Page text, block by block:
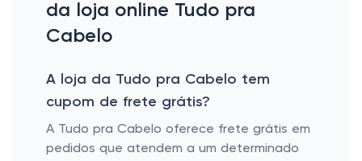
da loja online Tudo pra
Cabelo
A loja da Tudo pra Cabelo tem
cupom de frete grátis?
A Tudo pra Cabelo oferece frete grátis em
pedidos que atendem a um determinado